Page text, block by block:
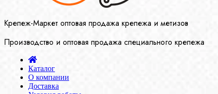
Крепеж-Маркет оптовая продажа крепежа и метизов
Производство и оптовая продажа специального крепежа
Каталог
О компании
Доставка